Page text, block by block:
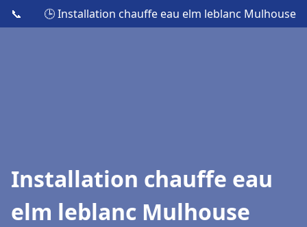
📞 🕒 Installation chauffe eau elm leblanc Mulhouse
Installation chauffe eau
elm leblanc Mulhouse